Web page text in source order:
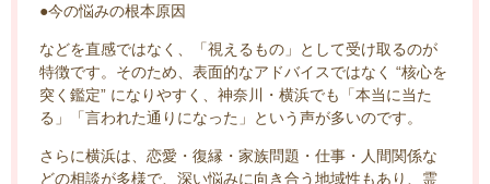
●今の悩みの根本原因
などを直感ではなく、「視えるもの」として受け取るのが
特徴です。そのため、表面的なアドバイスではなく “核心を
突く鑑定” になりやすく、神奈川・横浜でも「本当に当た
る」「言われた通りになった」という声が多いのです。
さらに横浜は、恋愛・復縁・家族問題・仕事・人間関係な
どの相談が多様で、深い悩みに向き合う地域性もあり、霊